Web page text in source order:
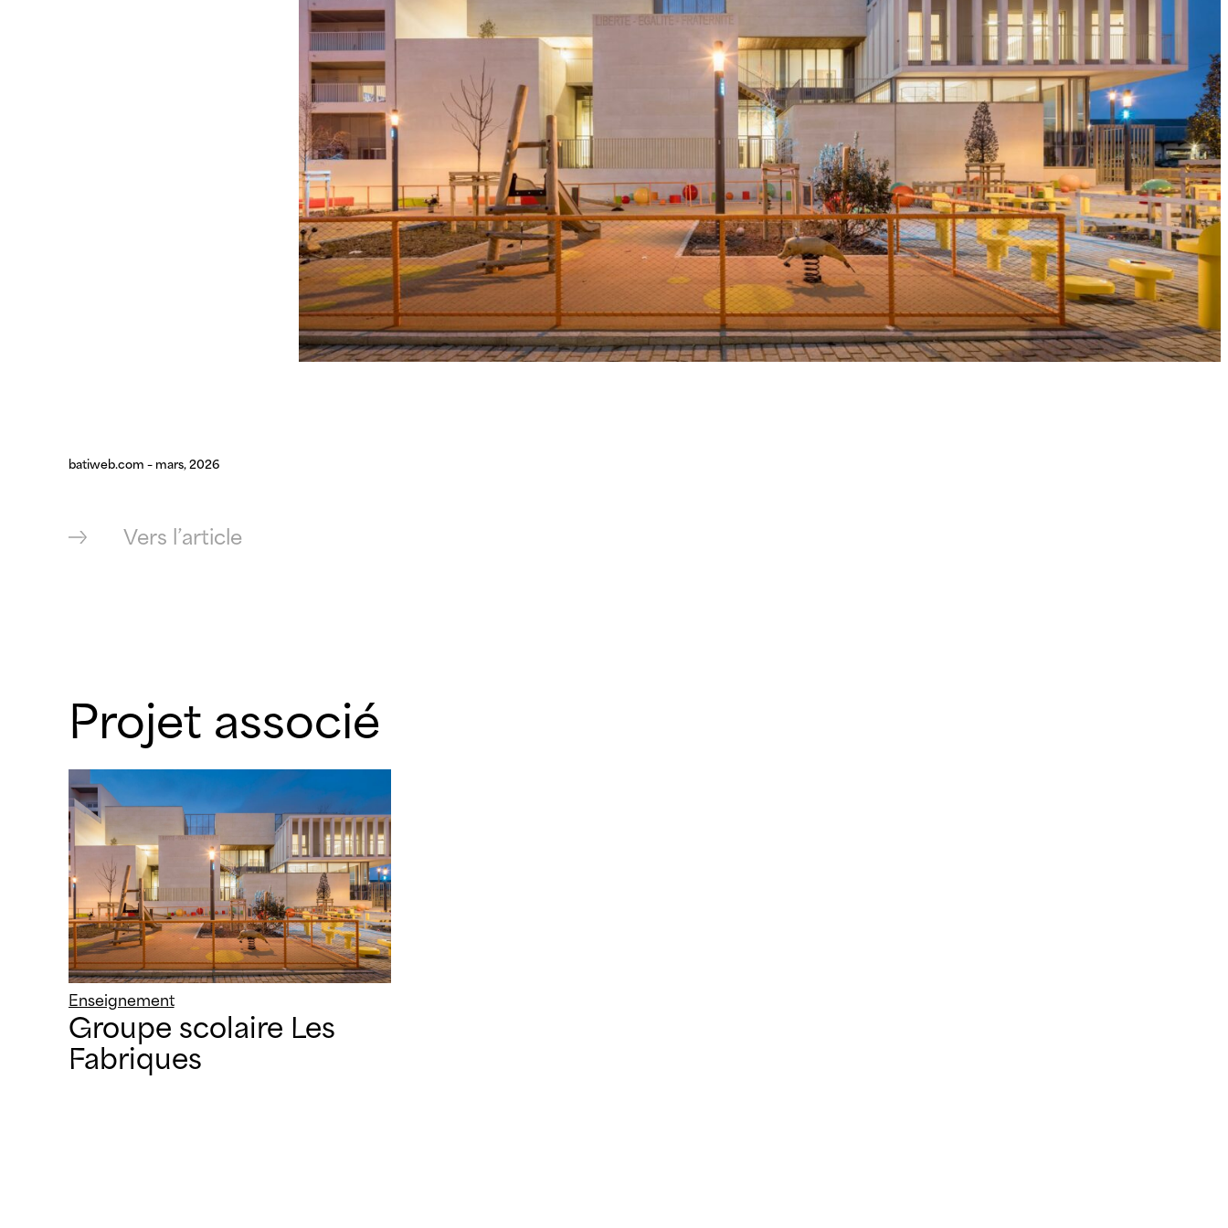
batiweb.com – mars, 2026
Vers l’article
Projet associé
Enseignement
Groupe scolaire Les
Fabriques